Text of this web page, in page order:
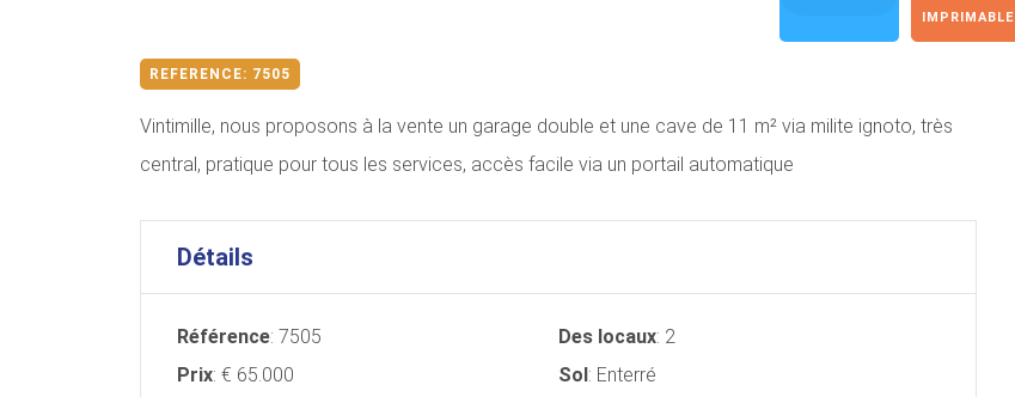
IMPRIMABLE
REFERENCE: 7505
Vintimille, nous proposons à la vente un garage double et une cave de 11 m² via milite ignoto, très
central, pratique pour tous les services, accès facile via un portail automatique
Détails
Référence: 7505
Prix: € 65.000
Des locaux: 2
Sol: Enterré